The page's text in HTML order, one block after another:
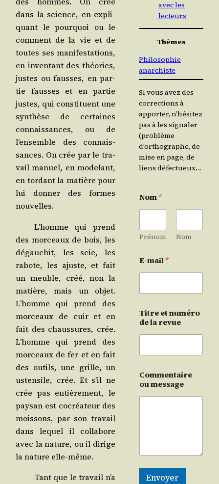
dans la science, en expli­
quant le pour­quoi ou le
com­ment de la vie et de
toutes ses mani­fes­ta­tions,
en inven­tant des théo­ries,
justes ou fausses, en par­
tie fausses et en par­tie
justes, qui consti­tuent une
syn­thèse de cer­taines
connais­sances, ou de
l’ensemble des connais­
sances. On crée par le tra­
vail manuel, en mode­lant,
en tor­dant la matière pour
lui don­ner des formes
nouvelles.
L’homme qui prend
des mor­ceaux de bois, les
dégau­chit, les scie, les
rabote, les ajuste, et fait
un meuble, créé, non la
matière, mais un objet.
L’homme qui prend des
mor­ceaux de cuir et en
fait des chaus­sures, crée.
L’homme qui prend des
mor­ceaux de fer et en fait
des outils, une grille, un
usten­sile, crée. Et s’il ne
crée pas entiè­re­ment, le
pay­san est cocréa­teur des
mois­sons, par son tra­vail
dans lequel il col­la­bore
avec la nature, ou il dirige
la nature elle-même.
Tant que le tra­vail n’a
avec les
lecteurs
Thèmes
Philosophie
anarchiste
Si vous avez des
corrections à
apporter, n’hésitez
pas à les signaler
(problème
d’orthographe, de
mise en page, de
liens défectueux…
Nom*
Prénom Nom
E-mail*
Titre et numéro
de la revue
Commentaire
ou message
Envoyer